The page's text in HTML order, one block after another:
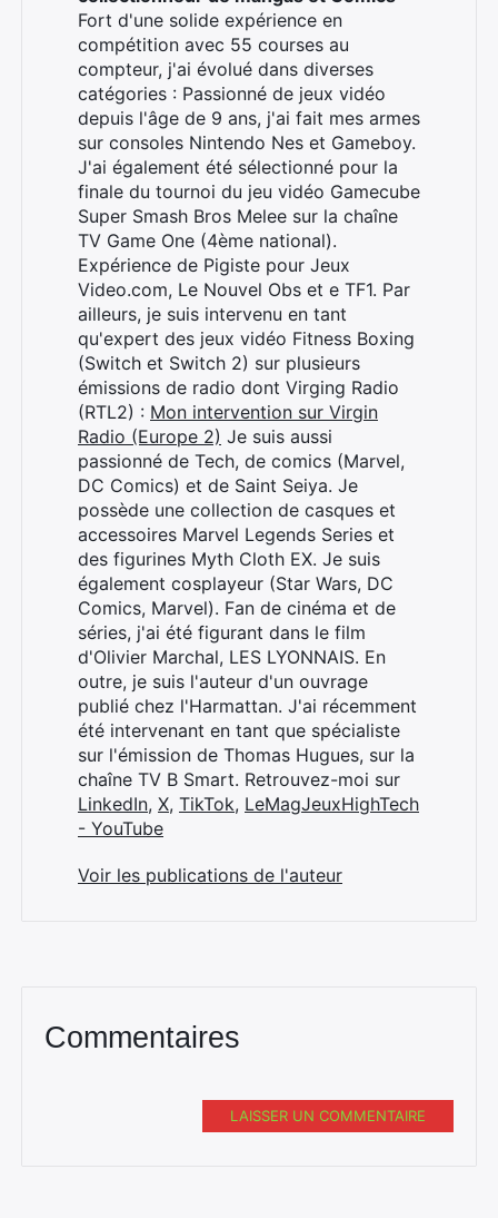
Fort d'une solide expérience en
compétition avec 55 courses au
compteur, j'ai évolué dans diverses
catégories : Passionné de jeux vidéo
depuis l'âge de 9 ans, j'ai fait mes armes
sur consoles Nintendo Nes et Gameboy.
J'ai également été sélectionné pour la
finale du tournoi du jeu vidéo Gamecube
Super Smash Bros Melee sur la chaîne
TV Game One (4ème national).
Expérience de Pigiste pour Jeux
Video.com, Le Nouvel Obs et e TF1. Par
ailleurs, je suis intervenu en tant
qu'expert des jeux vidéo Fitness Boxing
(Switch et Switch 2) sur plusieurs
émissions de radio dont Virging Radio
(RTL2) : Mon intervention sur Virgin
Radio (Europe 2) Je suis aussi
passionné de Tech, de comics (Marvel,
DC Comics) et de Saint Seiya. Je
possède une collection de casques et
accessoires Marvel Legends Series et
des figurines Myth Cloth EX. Je suis
également cosplayeur (Star Wars, DC
Comics, Marvel). Fan de cinéma et de
séries, j'ai été figurant dans le film
d'Olivier Marchal, LES LYONNAIS. En
outre, je suis l'auteur d'un ouvrage
publié chez l'Harmattan. J'ai récemment
été intervenant en tant que spécialiste
sur l'émission de Thomas Hugues, sur la
chaîne TV B Smart. Retrouvez-moi sur
LinkedIn, X, TikTok, LeMagJeuxHighTech
- YouTube
Voir les publications de l'auteur
Commentaires
LAISSER UN COMMENTAIRE
Rechercher
: